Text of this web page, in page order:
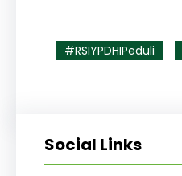
#RSIYPDHIPeduli
Social Links